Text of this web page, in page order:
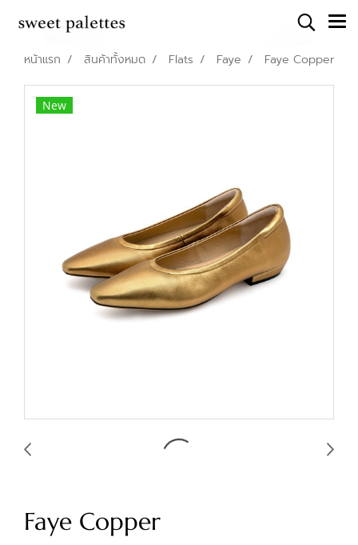
หน้าแรก สินค้าทั้งหมด Flats Faye Faye Copper
New
Faye Copper